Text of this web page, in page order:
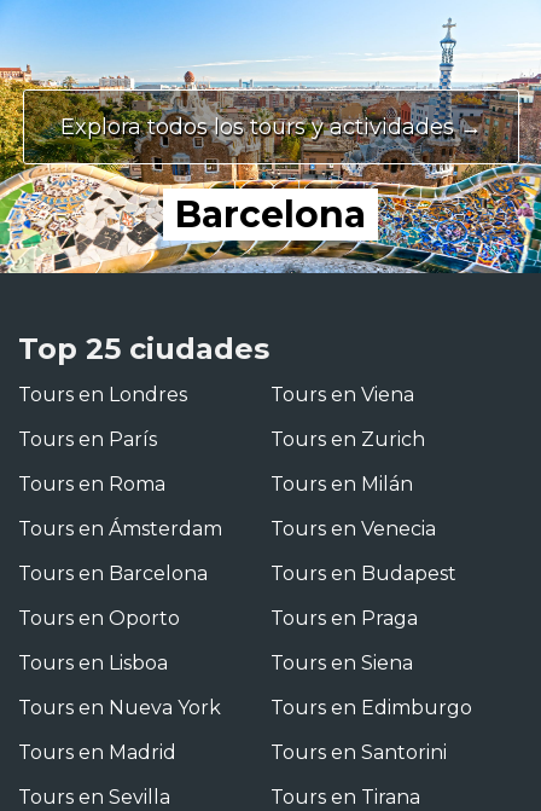
Explora todos los tours y actividades →
Barcelona
Top 25 ciudades
Tours en Londres
Tours en París
Tours en Roma
Tours en Ámsterdam
Tours en Barcelona
Tours en Oporto
Tours en Lisboa
Tours en Nueva York
Tours en Madrid
Tours en Sevilla
Tours en Viena
Tours en Zurich
Tours en Milán
Tours en Venecia
Tours en Budapest
Tours en Praga
Tours en Siena
Tours en Edimburgo
Tours en Santorini
Tours en Tirana